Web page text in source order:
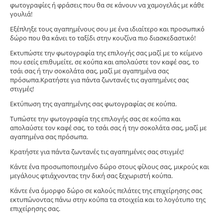
φωτογραφίες ή φράσεις που θα σε κάνουν να χαμογελάς με κάθε
γουλιά!
Εξέπληξε τους αγαπημένους σου με ένα ιδιαίτερο και προσωπικό
δώρο που θα κάνει το ταξίδι στην κουζίνα πιο διασκεδαστικό!
Εκτυπώστε την φωτογραφία της επιλογής σας μαζί με το κείμενο
που εσείς επιθυμείτε, σε κούπα και απολαύστε τον καφέ σας, το
τσάι σας ή την σοκολάτα σας, μαζί με αγαπημένα σας
πρόσωπα.Κρατήστε για πάντα ζωντανές τις αγαπημένες σας
στιγμές!
Εκτύπωση της αγαπημένης σας φωτογραφίας σε κούπα.
Tυπώστε την φωτογραφία της επιλογής σας σε κούπα και
απολαύστε τον καφέ σας, το τσάι σας ή την σοκολάτα σας, μαζί με
αγαπημένα σας πρόσωπα.
Κρατήστε για πάντα ζωντανές τις αγαπημένες σας στιγμές!
Κάντε ένα προσωποποιημένο δώρο στους φίλους σας, μικρούς και
μεγάλους φτιάχνοντας την δική σας ξεχωριστή κούπα.
Κάντε ένα όμορφο δώρο σε καλούς πελάτες της επιχείρησης σας
εκτυπώνοντας πάνω στην κούπα τα στοιχεία και το λογότυπο της
επιχείρησης σας.